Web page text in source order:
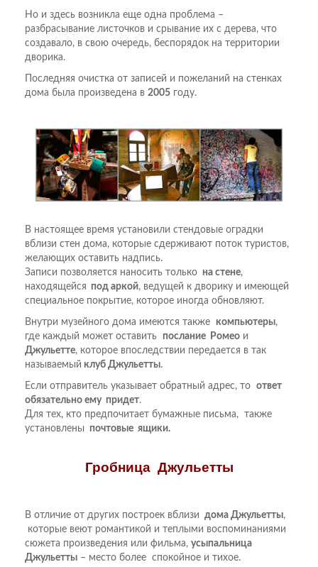
Но и здесь возникла еще одна проблема –
разбрасывание листочков и срывание их с дерева, что
создавало, в свою очередь, беспорядок на территории
дворика.
Последняя очистка от записей и пожеланий на стенках
дома была произведена в 2005 году.
В настоящее время установили стендовые оградки
вблизи стен дома, которые сдерживают поток туристов,
желающих оставить надпись.
Записи позволяется наносить только на стене,
находящейся под аркой, ведущей к дворику и имеющей
специальное покрытие, которое иногда обновляют.
Внутри музейного дома имеются также компьютеры,
где каждый может оставить послание Ромео и
Джульетте, которое впоследствии передается в так
называемый клуб Джульетты.
Если отправитель указывает обратный адрес, то ответ
обязательно ему придет.
Для тех, кто предпочитает бумажные письма, также
установлены
почтовые ящики.
Гробница Джульетты
В отличие от других построек вблизи дома Джульетты,
которые веют романтикой и теплыми воспоминаниями
сюжета произведения или фильма, усыпальница
Джульетты – место более спокойное и тихое.